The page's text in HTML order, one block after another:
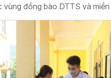
vùng đồng bào DTTS và miền